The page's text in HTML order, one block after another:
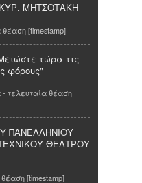
ΜΗΤΣΟΤΑΚΗ
[timestamp]
τώρα τις
φόρους"
- τελευταία θέαση
ΠΑΝΕΛΛΗΝΙΟΥ
ΘΕΑΤΡΟΥ
[timestamp]